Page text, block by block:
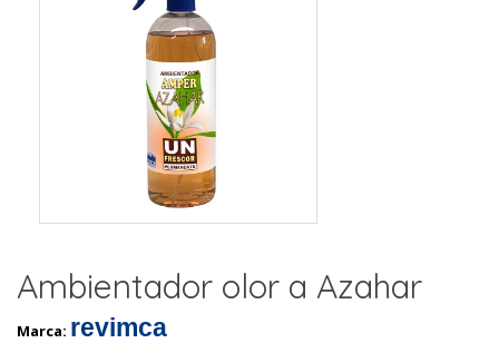
Ambientador olor a Azahar
Marca: revimca